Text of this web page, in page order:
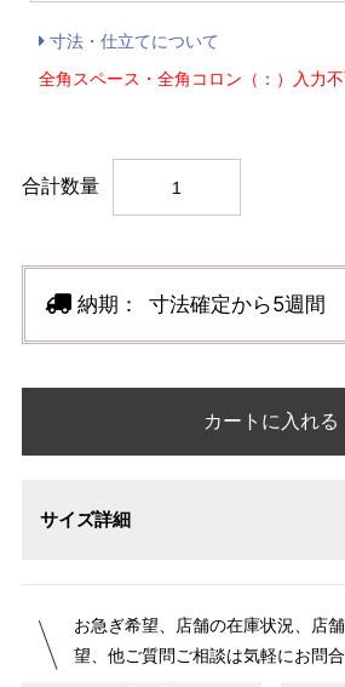
寸法・仕立てについて
全角スペース・全角コロン（：）入力
合計数量
納期： 寸法確定から5週間
カートに入れる
サイズ詳細
が変更になりました。パターンオーダ
らよりお召しになりやすい寸法に変更
お急ぎ希望、店舗の在庫状況、店
望、他ご質問ご相談は気軽にお問合